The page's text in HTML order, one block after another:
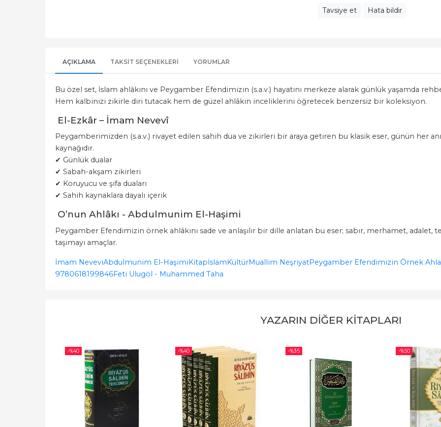
Tavsiye et Hata bildir
AÇIKLAMA TAKSIT SEÇENEKLERI YORUMLAR
Bu özel set, İslam ahlâkını ve Peygamber Efendimizin (s.a.v.) hayatını merkeze alarak günlük yaşamda
Hem kalbinizi zikirle diri tutacak hem de güzel ahlâkın inceliklerini öğretecek benzersiz bir koleksiyon.
El-Ezkâr – İmam Nevevî
Peygamberimizden (s.a.v.) rivayet edilen sahih dua ve zikirleri bir araya getiren bu klasik eser, günün her
kaynağıdır.
✔ Günlük dualar
✔ Sabah-akşam zikirleri
✔ Koruyucu ve şifa duaları
✔ Sahih kaynaklara dayalı içerik
O’nun Ahlâkı - Abdulmunim El-Haşimi
Peygamber Efendimizin örnek ahlâkını sade ve anlaşılır bir dille anlatan bu eser; sabır, merhamet, adalet,
taşımayı amaçlar.
İmam NeveviAbdulmunim El-HaşimiKitapİslamKültürMuallim NeşriyatPeygamber Efendimizin Örnek
9780618199846Feti Ulugöl - Muhammed Taha
YAZARIN DIĞER KITAPLARI
-%40 -%40 -%35 -%50